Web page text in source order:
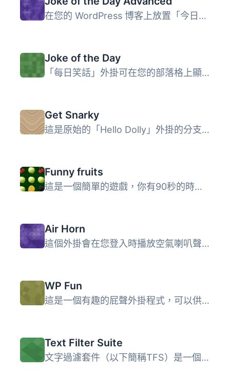
在您的 WordPress 博客上放置「今日笑話」小工具。此外採用了...
Joke of the Day
「每日笑話」外掛可在您的部落格上顯示分類的笑話。現有超過 ...
Get Snarky
這是原始的「Hello Dolly」外掛的分支/修改版。不過，我用隨...
Funny fruits
這是一個簡單的遊戲，你有90秒的時間盡可能得分。只需在文章...
Air Horn
這個外掛會在您登入時播放空氣喇叭聲，並在 WordPress 工具列...
WP Fun
這是一個有趣的屁聲外掛程式，可以供 WordPress 網站使用。...
Text Filter Suite
文字過濾套件（以下簡稱TFS）是一個 WordPress 外掛程式， 可...